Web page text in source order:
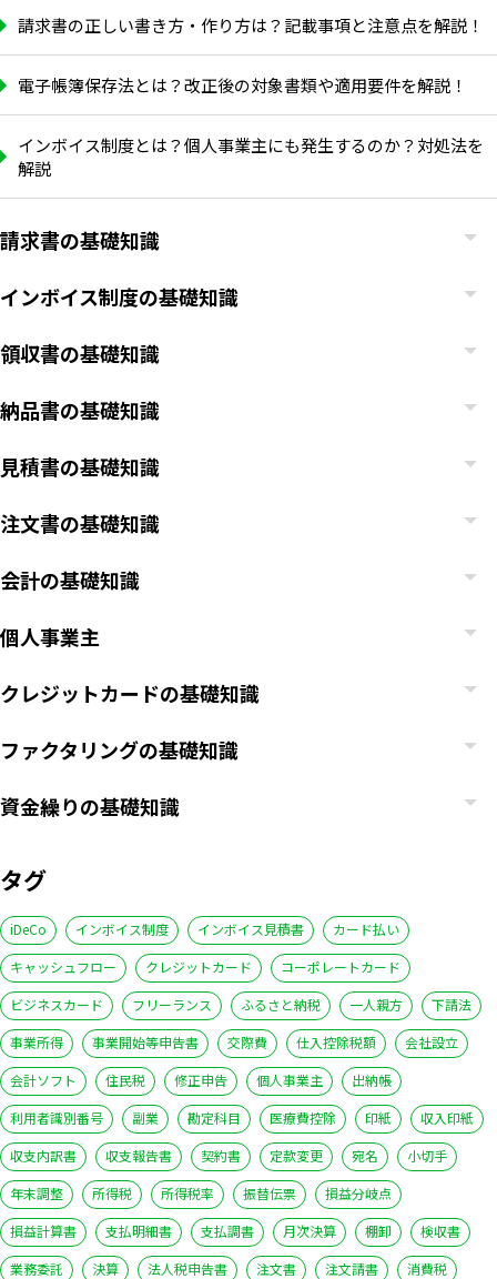
請求書の正しい書き方・作り方は？記載事項と注意点を解説！
電子帳簿保存法とは？改正後の対象書類や適用要件を解説！
インボイス制度とは？個人事業主にも発生するのか？対処法を
解説
請求書の基礎知識
インボイス制度の基礎知識
領収書の基礎知識
納品書の基礎知識
見積書の基礎知識
注文書の基礎知識
会計の基礎知識
個人事業主
クレジットカードの基礎知識
ファクタリングの基礎知識
資金繰りの基礎知識
タグ
iDeCo インボイス制度 インボイス見積書
カード払い
キャッシュフロー
クレジットカード
コーポレートカード
ビジネスカード
フリーランス ふるさと納税 一人親方
下請法
事業所得
事業開始等申告書 交際費 仕入控除税額
会社設立
会計ソフト
住民税 修正申告 個人事業主
出納帳
利用者識別番号
副業 勘定科目 医療費控除 印紙
収入印紙
収支内訳書
収支報告書 契約書 定款変更 宛名
小切手
年末調整
所得税 所得税率 振替伝票
損益分岐点
損益計算書
支払明細書 支払調書 月次決算 棚卸
検収書
業務委託
決算 法人税申告書 注文書 注文請書
消費税